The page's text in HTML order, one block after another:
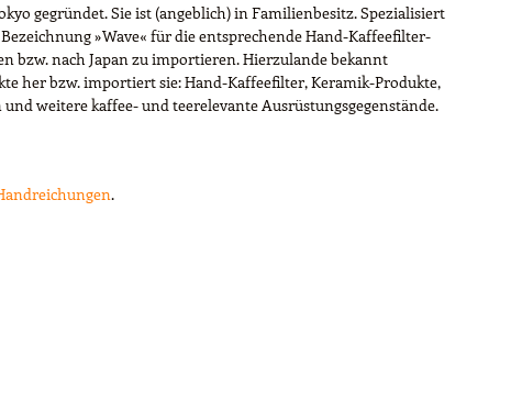
gegründet. Sie ist (angeblich) in Familienbesitz. Spezialisiert
»Wave« für die entsprechende Hand-Kaffeefilter-
bzw. nach Japan zu importieren. Hierzulande bekannt
her bzw. importiert sie: Hand-Kaffeefilter, Keramik-Produkte,
weitere kaffee- und teerelevante Ausrüstungsgegenstände.
.